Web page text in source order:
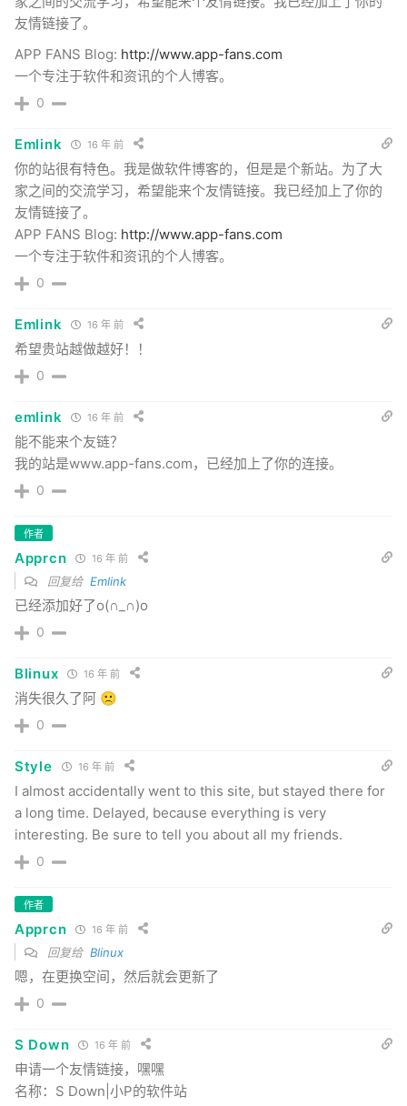
友情链接了。
APP FANS Blog: http://www.app-fans.com
一个专注于软件和资讯的个人博客。
0
Emlink 16 年 前
你的站很有特色。我是做软件博客的，但是是个新站。为了大
家之间的交流学习，希望能来个友情链接。我已经加上了你的
友情链接了。
APP FANS Blog: http://www.app-fans.com
一个专注于软件和资讯的个人博客。
0
Emlink 16 年 前
希望贵站越做越好！！
0
emlink 16 年 前
能不能来个友链？
我的站是www.app-fans.com，已经加上了你的连接。
0
作者
Apprcn 16 年 前
回复给 Emlink
已经添加好了o(∩_∩)o
0
Blinux 16 年 前
消失很久了阿 🙁
0
Style 16 年 前
I almost accidentally went to this site, but stayed there for
a long time. Delayed, because everything is very
interesting. Be sure to tell you about all my friends.
0
作者
Apprcn 16 年 前
回复给 Blinux
嗯，在更换空间，然后就会更新了
0
S Down 16 年 前
申请一个友情链接，嘿嘿
名称：S Down|小P的软件站